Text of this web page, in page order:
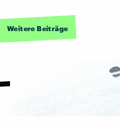
Weitere Beiträge